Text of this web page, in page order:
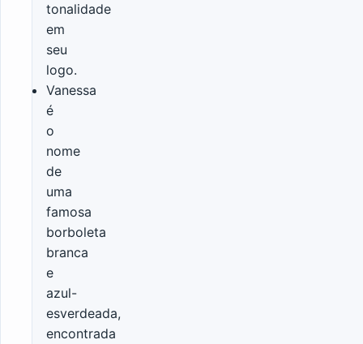
tonalidade
em
seu
logo.
Vanessa
é
o
nome
de
uma
famosa
borboleta
branca
e
azul-
esverdeada,
encontrada